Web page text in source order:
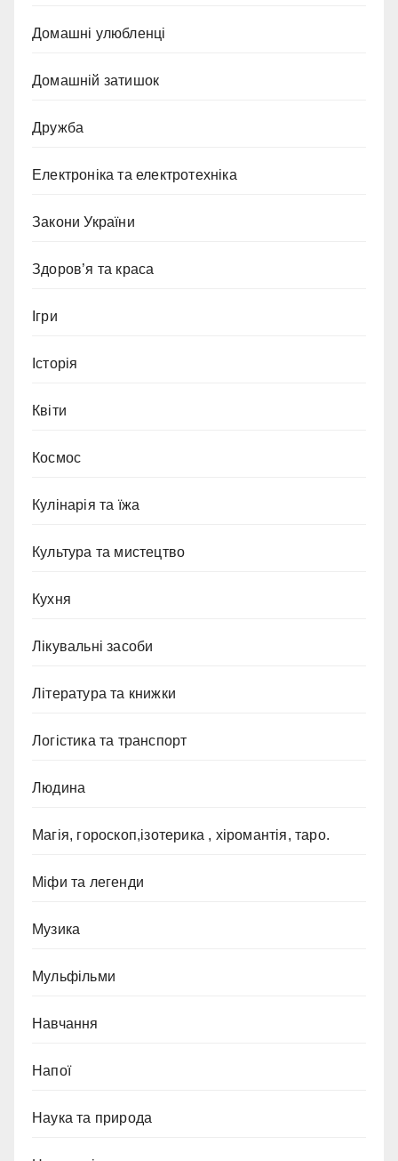
Домашні улюбленці
Домашній затишок
Дружба
Електроніка та електротехніка
Закони України
Здоров’я та краса
Ігри
Історія
Квіти
Космос
Кулінарія та їжа
Культура та мистецтво
Кухня
Лікувальні засоби
Література та книжки
Логістика та транспорт
Людина
Магія, гороскоп,ізотерика , хіромантія, таро.
Міфи та легенди
Музика
Мульфільми
Навчання
Напої
Наука та природа